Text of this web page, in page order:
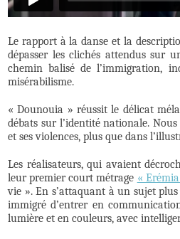
Le rapport à la danse et la
dépasser les clichés attendus sur
chemin balisé de l’immigration,
misérabilisme.
« Dounouia » réussit le délicat
débats sur l’identité nationale.
et ses violences, plus que dans
Les réalisateurs, qui avaient
leur premier court métrage «
vie ». En s’attaquant à un sujet
immigré d’entrer en
lumière et en couleurs, avec